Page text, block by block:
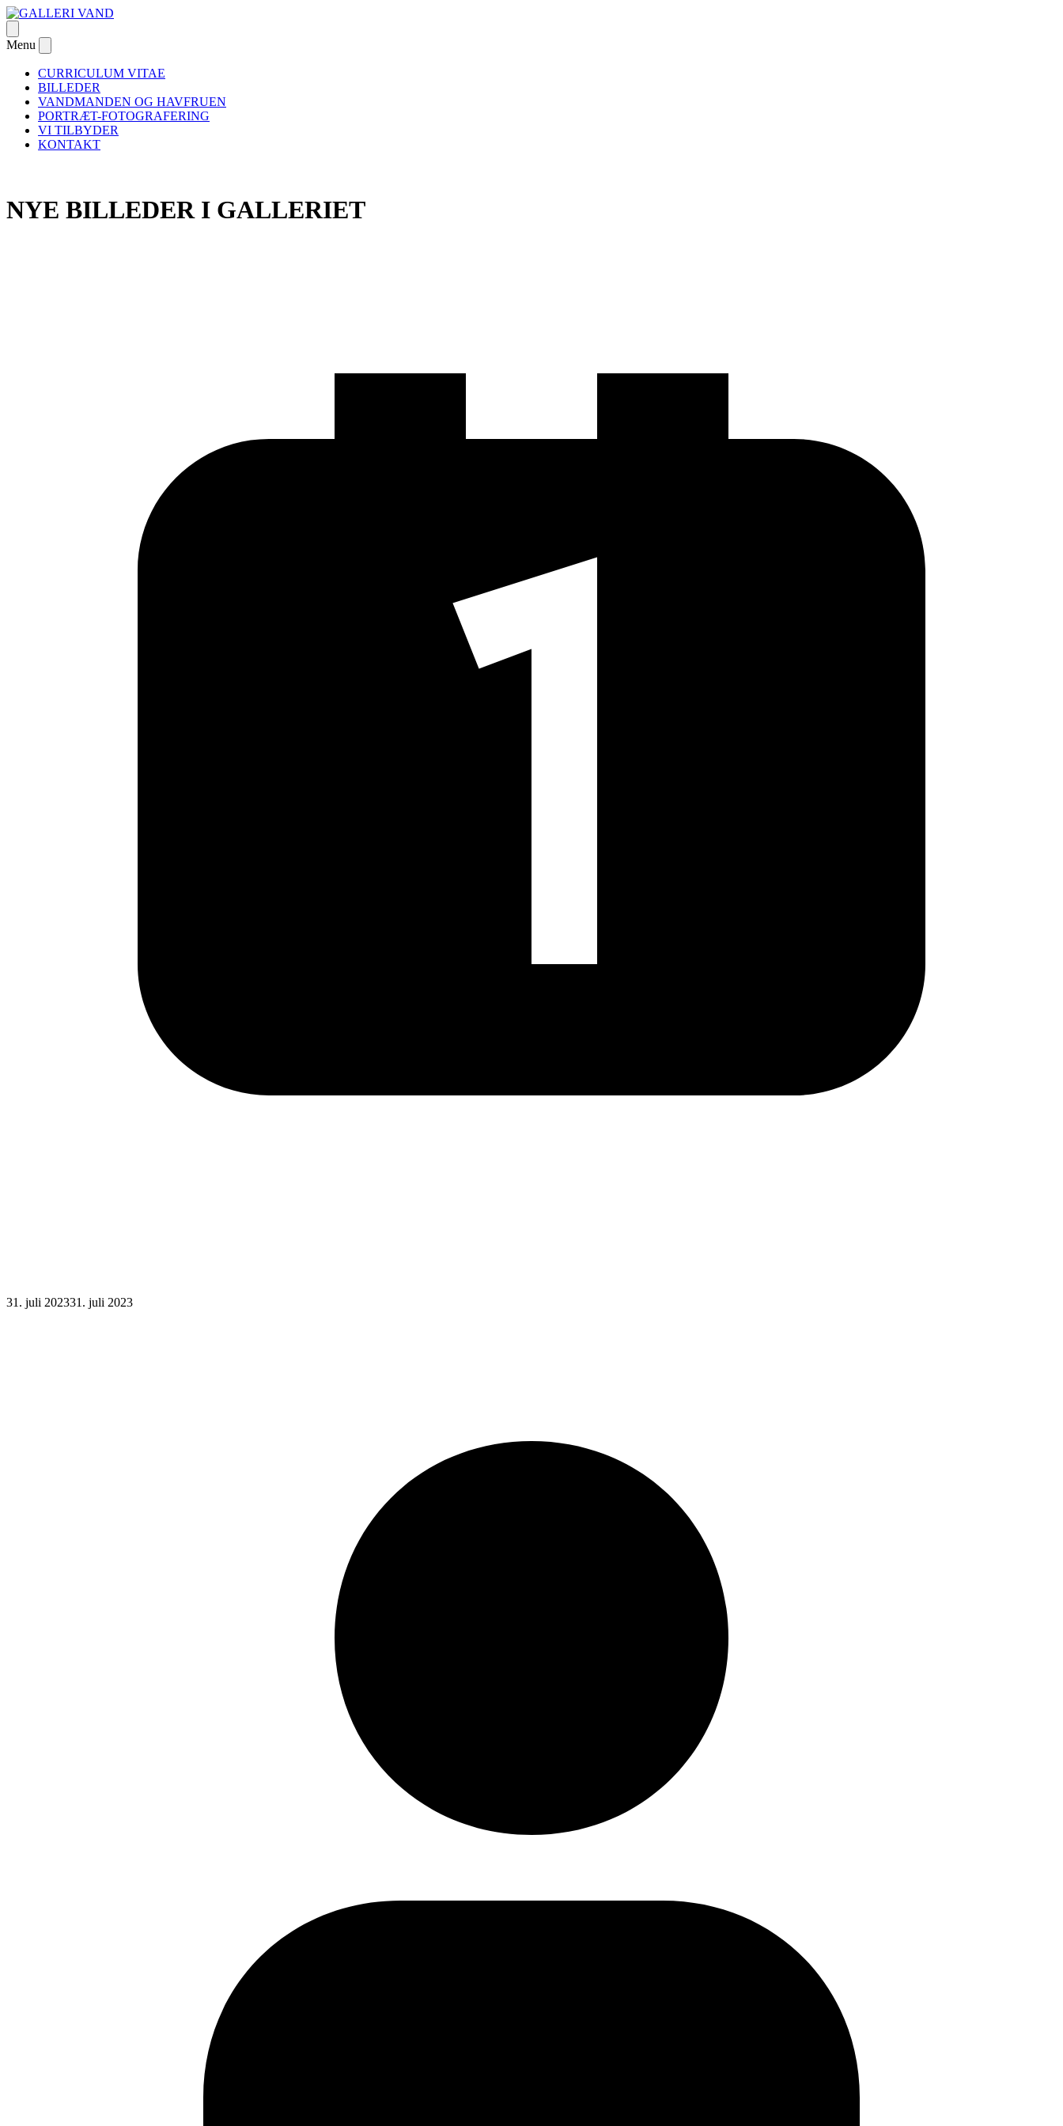
Skip
to
content
GALLERI VAND
– om passion og Danmarks første galleri dedikeret til undervandsfotografiet
menu
Menu
menu
CURRICULUM VITAE
BILLEDER
VANDMANDEN OG HAVFRUEN
PORTRÆT-FOTOGRAFERING
VI TILBYDER
KONTAKT
NYE BILLEDER I GALLERIET
Posted
31. juli 202331. juli 2023